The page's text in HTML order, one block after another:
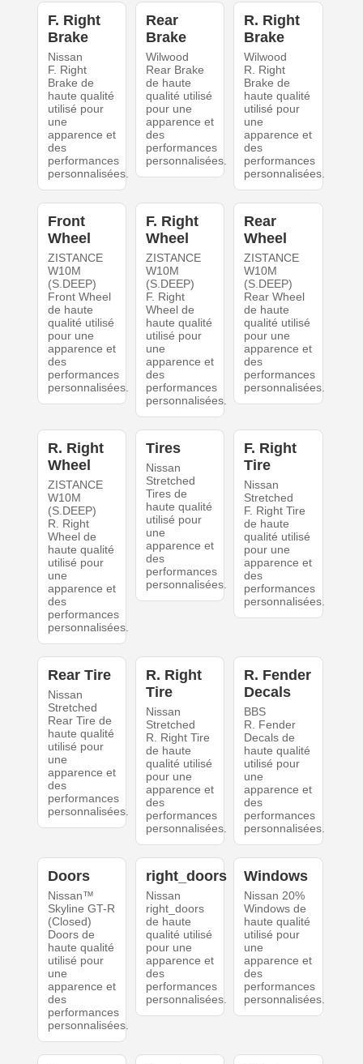
F. Right
Brake
Nissan
F. Right
Brake de
haute qualité
utilisé pour
une
apparence et
des
performances
personnalisées.
Rear
Brake
Wilwood
Rear Brake
de haute
qualité utilisé
pour une
apparence et
des
performances
personnalisées.
R. Right
Brake
Wilwood
R. Right
Brake de
haute qualité
utilisé pour
une
apparence et
des
performances
personnalisées.
Front
Wheel
ZISTANCE
W10M
(S.DEEP)
Front Wheel
de haute
qualité utilisé
pour une
apparence et
des
performances
personnalisées.
F. Right
Wheel
ZISTANCE
W10M
(S.DEEP)
F. Right
Wheel de
haute qualité
utilisé pour
une
apparence et
des
performances
personnalisées.
Rear
Wheel
ZISTANCE
W10M
(S.DEEP)
Rear Wheel
de haute
qualité utilisé
pour une
apparence et
des
performances
personnalisées.
R. Right
Wheel
ZISTANCE
W10M
(S.DEEP)
R. Right
Wheel de
haute qualité
utilisé pour
une
apparence et
des
performances
personnalisées.
Tires
Nissan
Stretched
Tires de
haute qualité
utilisé pour
une
apparence et
des
performances
personnalisées.
F. Right
Tire
Nissan
Stretched
F. Right Tire
de haute
qualité utilisé
pour une
apparence et
des
performances
personnalisées.
Rear Tire
Nissan
Stretched
Rear Tire de
haute qualité
utilisé pour
une
apparence et
des
performances
personnalisées.
R. Right
Tire
Nissan
Stretched
R. Right Tire
de haute
qualité utilisé
pour une
apparence et
des
performances
personnalisées.
R. Fender
Decals
BBS
R. Fender
Decals de
haute qualité
utilisé pour
une
apparence et
des
performances
personnalisées.
Doors
Nissan™
Skyline GT-R
(Closed)
Doors de
haute qualité
utilisé pour
une
apparence et
des
performances
personnalisées.
right_doors
Nissan
right_doors
de haute
qualité utilisé
pour une
apparence et
des
performances
personnalisées.
Windows
Nissan 20%
Windows de
haute qualité
utilisé pour
une
apparence et
des
performances
personnalisées.